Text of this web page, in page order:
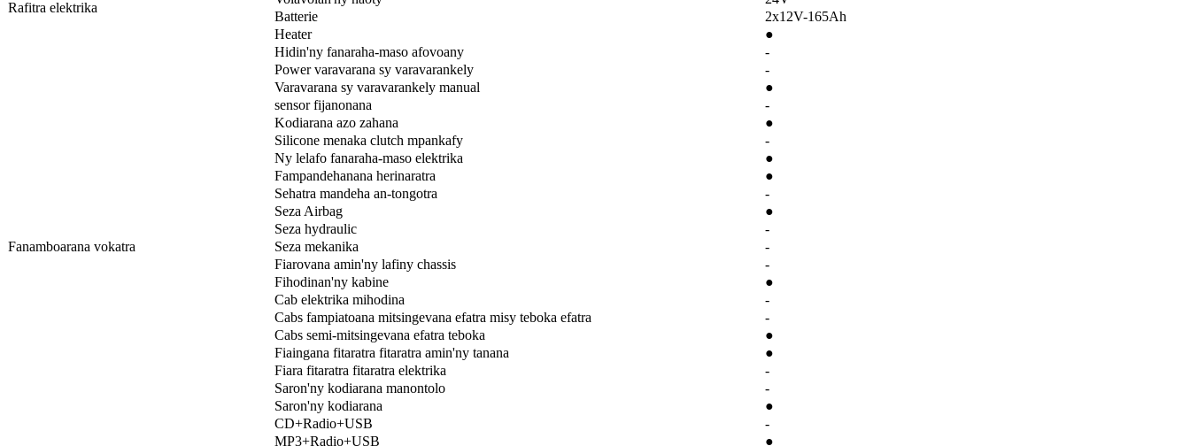
Rafitra elektrika
Batterie
2x12V-165Ah
Fanamboarana vokatra
Heater
●
Hidin'ny fanaraha-maso afovoany
-
Power varavarana sy varavarankely
-
Varavarana sy varavarankely manual
●
sensor fijanonana
-
Kodiarana azo zahana
●
Silicone menaka clutch mpankafy
-
Ny lelafo fanaraha-maso elektrika
●
Fampandehanana herinaratra
●
Sehatra mandeha an-tongotra
-
Seza Airbag
●
Seza hydraulic
-
Seza mekanika
-
Fiarovana amin'ny lafiny chassis
-
Fihodinan'ny kabine
●
Cab elektrika mihodina
-
Cabs fampiatoana mitsingevana efatra misy teboka efatra
-
Cabs semi-mitsingevana efatra teboka
●
Fiaingana fitaratra fitaratra amin'ny tanana
●
Fiara fitaratra fitaratra elektrika
-
Saron'ny kodiarana manontolo
-
Saron'ny kodiarana
●
CD+Radio+USB
-
MP3+Radio+USB
●